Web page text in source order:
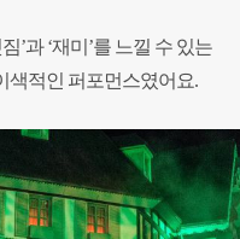
짐’과 ‘재미’를 느낄 수 있는
색적인 퍼포먼스였어요.